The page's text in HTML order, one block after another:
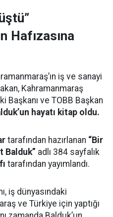
Hafızasına
iş ve sanayi
Kahramanmaraş
Başkanı ve TOBB Başkan
hayatı kitap oldu.
tarafından hazırlanan “Bir
Balduk” adlı 384 sayfalık
tarafından yayımlandı.
iş dünyasındaki
ve Türkiye için yaptığı